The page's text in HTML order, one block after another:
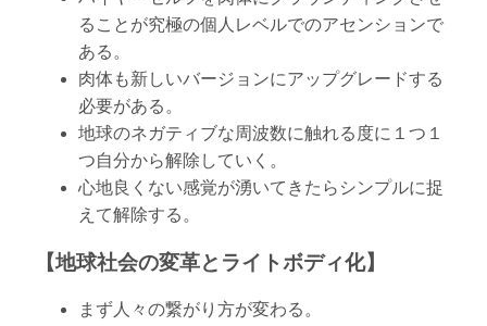
ることが究極の個人レベルでのアセンションで
ある。
肉体も新しいバージョンにアップグレードする
必要がある。
地球のネガティブな周波数に触れる度に１つ１
つ自分から解除していく。
心地良くない感覚が湧いてきたらシンプルに捉
えて解除する。
【地球社会の変革とライトボディ化】
まず人々の繋がり方が変わる。